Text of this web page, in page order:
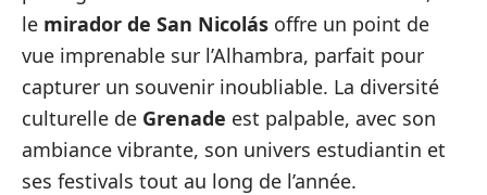
le mirador de San Nicolás offre un point de
vue imprenable sur l’Alhambra, parfait pour
capturer un souvenir inoubliable. La diversité
culturelle de Grenade est palpable, avec son
ambiance vibrante, son univers estudiantin et
ses festivals tout au long de l’année.